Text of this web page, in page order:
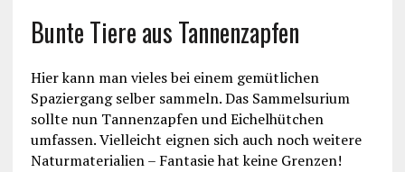
Bunte Tiere aus Tannenzapfen
Hier kann man vieles bei einem gemütlichen
Spaziergang selber sammeln. Das Sammelsurium
sollte nun Tannenzapfen und Eichelhütchen
umfassen. Vielleicht eignen sich auch noch weitere
Naturmaterialien – Fantasie hat keine Grenzen!